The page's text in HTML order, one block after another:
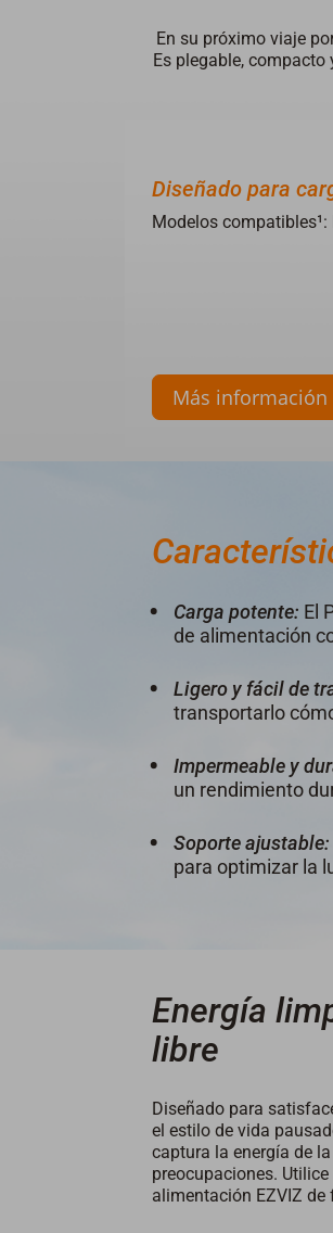
En su próximo viaje
Es plegable,
Diseñado para
Modelos compatibles¹:
Más información
Carga potente: El
de alimentación
Ligero y fácil de
transportarlo
Impermeable y
un rendimiento
Soporte
para optimizar la
Energía
libre
Diseñado para
el estilo de vida
captura la energía de
preocupaciones.
alimentación EZVIZ